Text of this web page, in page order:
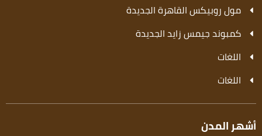
مول روبيكس القاهرة الجديدة
كمبوند جيمس زايد الجديدة
اللغات
اللغات
أشهر المدن